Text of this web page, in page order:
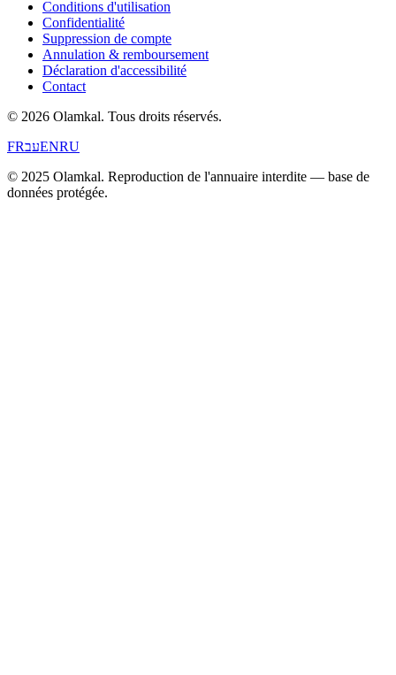
Conditions d'utilisation
Confidentialité
Suppression de compte
Annulation & remboursement
Déclaration d'accessibilité
Contact
© 2026 Olamkal. Tous droits réservés.
FRעבENRU
© 2025 Olamkal. Reproduction de l'annuaire interdite — base de
données protégée.